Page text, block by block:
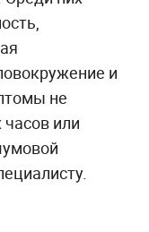
и
не
часов или